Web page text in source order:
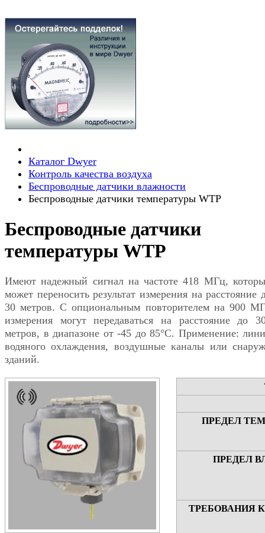
Каталог Dwyer
Контроль качества воздуха
Беспроводные датчики влажности
Беспроводные датчики температуры WTP
Беспроводные датчики
температуры WTP
Имеют надежный сигнал на частоте 418 МГц,
может переносить результат измерения на расстояние
30 метров. С опциональным повторителем на 900
измерения могут передаваться на расстояние до
метров, в диапазоне от -45 до 85°C. Применение:
водяного охлаждения, воздушные каналы или
зданий.
ПРЕДЕЛ
ПРЕДЕЛ
ТРЕБОВАНИЯ